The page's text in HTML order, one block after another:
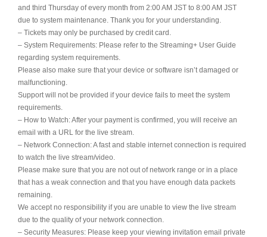
and third Thursday of every month from 2:00 AM JST to 8:00 AM JST
due to system maintenance. Thank you for your understanding.
– Tickets may only be purchased by credit card.
– System Requirements: Please refer to the Streaming+ User Guide
regarding system requirements.
Please also make sure that your device or software isn’t damaged or
malfunctioning.
Support will not be provided if your device fails to meet the system
requirements.
– How to Watch: After your payment is confirmed, you will receive an
email with a URL for the live stream.
– Network Connection: A fast and stable internet connection is required
to watch the live stream/video.
Please make sure that you are not out of network range or in a place
that has a weak connection and that you have enough data packets
remaining.
We accept no responsibility if you are unable to view the live stream
due to the quality of your network connection.
– Security Measures: Please keep your viewing invitation email private